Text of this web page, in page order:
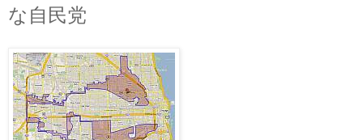
な自民党